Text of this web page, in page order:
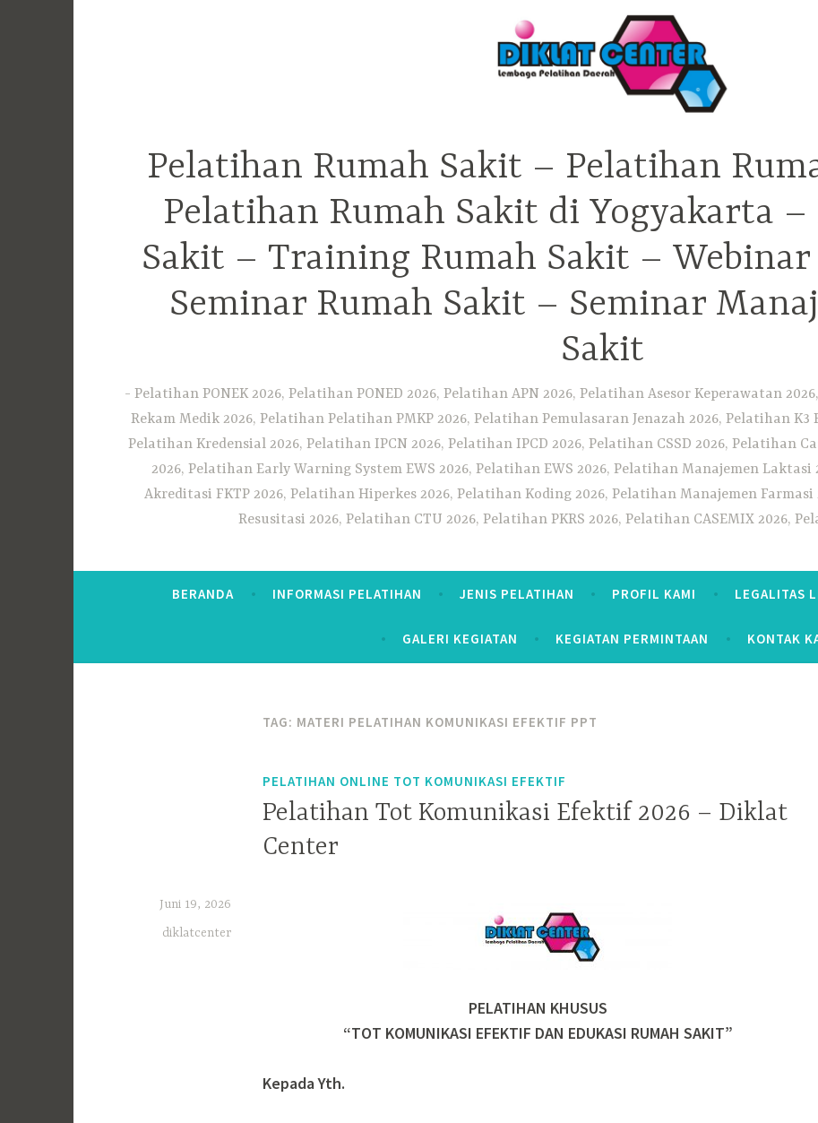
Pelatihan Rumah Sakit – Pelatihan
Pelatihan Rumah Sakit di Yogyakarta
Sakit – Training Rumah Sakit –
Seminar Rumah Sakit – Seminar
Sakit
Pelatihan PONEK 2026, Pelatihan PONED 2026, Pelatihan APN 2026, Pelatihan Asesor Keperawatan
Rekam Medik 2026, Pelatihan Pelatihan PMKP 2026, Pelatihan Pemulasaran Jenazah 2026, Pelatihan K3
Pelatihan Kredensial 2026, Pelatihan IPCN 2026, Pelatihan IPCD 2026, Pelatihan CSSD 2026, Pelatihan
2026, Pelatihan Early Warning System EWS 2026, Pelatihan EWS 2026, Pelatihan Manajemen
Akreditasi FKTP 2026, Pelatihan Hiperkes 2026, Pelatihan Koding 2026, Pelatihan Manajemen Farmasi
Resusitasi 2026, Pelatihan CTU 2026, Pelatihan PKRS 2026, Pelatihan CASEMIX 2026,
BERANDA INFORMASI PELATIHAN JENIS PELATIHAN PROFIL KAMI LEGALITAS
GALERI KEGIATAN KEGIATAN PERMINTAAN KONTAK
TAG: MATERI PELATIHAN KOMUNIKASI EFEKTIF PPT
PELATIHAN ONLINE TOT KOMUNIKASI EFEKTIF
Pelatihan Tot Komunikasi Efektif 2026 – Diklat
Center
Juni 19, 2026
diklatcenter
PELATIHAN KHUSUS
“TOT KOMUNIKASI EFEKTIF DAN EDUKASI RUMAH SAKIT”
Kepada Yth.